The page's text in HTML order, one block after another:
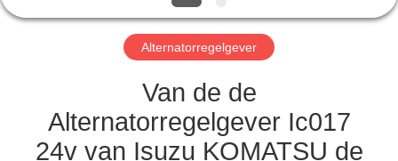
KWALITEITSCONTROLE
CONTACTEER
ONS
Alternatorregelgever
Van de de
Alternatorregelgever Ic017
24v van Isuzu KOMATSU de